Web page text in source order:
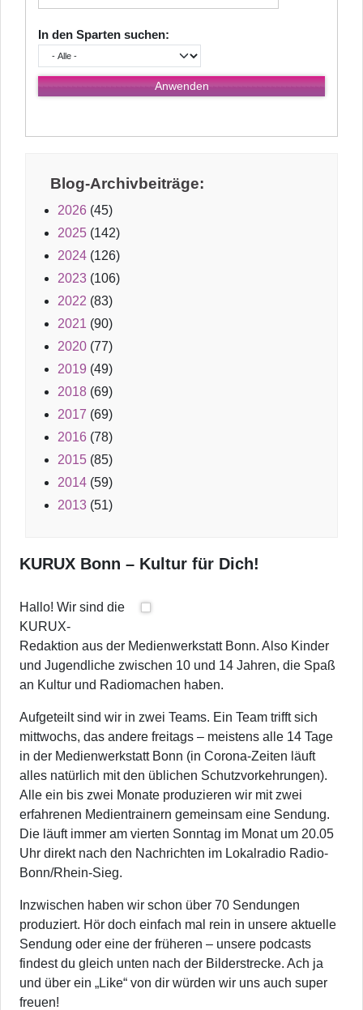
In den Sparten suchen:
Blog-Archivbeiträge:
2026 (45)
2025 (142)
2024 (126)
2023 (106)
2022 (83)
2021 (90)
2020 (77)
2019 (49)
2018 (69)
2017 (69)
2016 (78)
2015 (85)
2014 (59)
2013 (51)
KURUX Bonn – Kultur für Dich!
Hallo! Wir sind die
KURUX-
Redaktion aus der Medienwerkstatt Bonn. Also Kinder
und Jugendliche zwischen 10 und 14 Jahren, die Spaß
an Kultur und Radiomachen haben.
Aufgeteilt sind wir in zwei Teams. Ein Team trifft sich
mittwochs, das andere freitags – meistens alle 14 Tage
in der Medienwerkstatt Bonn (in Corona-Zeiten läuft
alles natürlich mit den üblichen Schutzvorkehrungen).
Alle ein bis zwei Monate produzieren wir mit zwei
erfahrenen Medientrainern gemeinsam eine Sendung.
Die läuft immer am vierten Sonntag im Monat um 20.05
Uhr direkt nach den Nachrichten im Lokalradio Radio-
Bonn/Rhein-Sieg.
Inzwischen haben wir schon über 70 Sendungen
produziert. Hör doch einfach mal rein in unsere aktuelle
Sendung oder eine der früheren – unsere podcasts
findest du gleich unten nach der Bilderstrecke. Ach ja
und über ein „Like“ von dir würden wir uns auch super
freuen!